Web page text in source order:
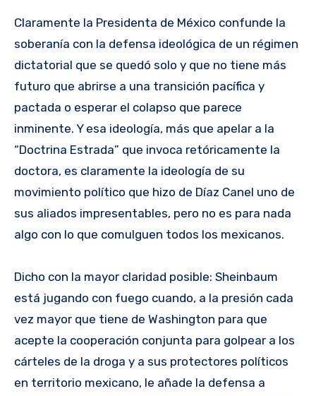
Claramente la Presidenta de México confunde la
soberanía con la defensa ideológica de un régimen
dictatorial que se quedó solo y que no tiene más
futuro que abrirse a una transición pacífica y
pactada o esperar el colapso que parece
inminente. Y esa ideología, más que apelar a la
“Doctrina Estrada” que invoca retóricamente la
doctora, es claramente la ideología de su
movimiento político que hizo de Díaz Canel uno de
sus aliados impresentables, pero no es para nada
algo con lo que comulguen todos los mexicanos.
Dicho con la mayor claridad posible: Sheinbaum
está jugando con fuego cuando, a la presión cada
vez mayor que tiene de Washington para que
acepte la cooperación conjunta para golpear a los
cárteles de la droga y a sus protectores políticos
en territorio mexicano, le añade la defensa a